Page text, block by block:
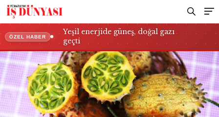
ÖZEL HABER
Yeşil enerjide güneş, doğal gazı
geçti